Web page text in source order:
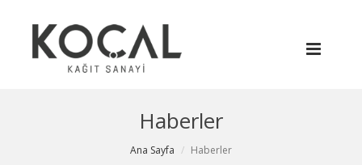
Haberler
Ana Sayfa Haberler